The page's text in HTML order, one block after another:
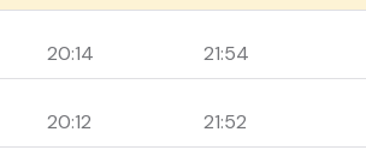
20:14 21:54
20:12 21:52